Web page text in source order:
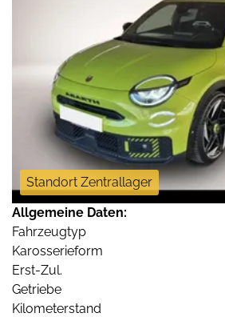
Standort Zentrallager
Allgemeine Daten:
Fahrzeugtyp
Karosserieform
Erst-Zul.
Getriebe
Kilometerstand